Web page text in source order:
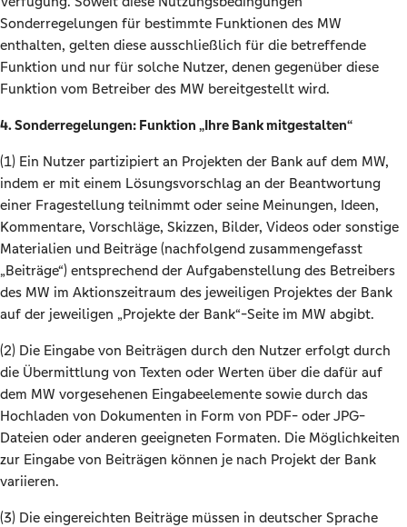
Sonderregelungen für bestimmte Funktionen des MW
enthalten, gelten diese ausschließlich für die betreffende
Funktion und nur für solche Nutzer, denen gegenüber diese
Funktion vom Betreiber des MW bereitgestellt wird.
4. Sonderregelungen: Funktion „Ihre Bank mitgestalten“
(1) Ein Nutzer partizipiert an Projekten der Bank auf dem MW,
indem er mit einem Lösungsvorschlag an der Beantwortung
einer Fragestellung teilnimmt oder seine Meinungen, Ideen,
Kommentare, Vorschläge, Skizzen, Bilder, Videos oder sonstige
Materialien und Beiträge (nachfolgend zusammengefasst
„Beiträge“) entsprechend der Aufgabenstellung des Betreibers
des MW im Aktionszeitraum des jeweiligen Projektes der Bank
auf der jeweiligen „Projekte der Bank“-Seite im MW abgibt.
(2) Die Eingabe von Beiträgen durch den Nutzer erfolgt durch
die Übermittlung von Texten oder Werten über die dafür auf
dem MW vorgesehenen Eingabeelemente sowie durch das
Hochladen von Dokumenten in Form von PDF- oder JPG-
Dateien oder anderen geeigneten Formaten. Die Möglichkeiten
zur Eingabe von Beiträgen können je nach Projekt der Bank
variieren.
(3) Die eingereichten Beiträge müssen in deutscher Sprache